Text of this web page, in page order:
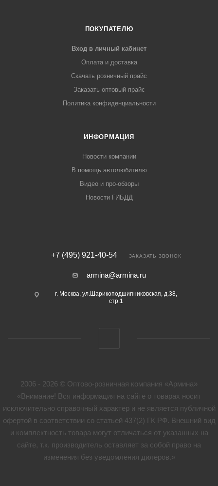
ПОКУПАТЕЛЮ
Вход в личный кабинет
Оплата и доставка
Скачать розничный прайс
Заказать оптовый прайс
Политика конфиденциальности
ИНФОРМАЦИЯ
Новости компании
В помощь автолюбителю
Видео и про-обзоры
Новости ГИБДД
+7 (495) 921-40-54 ЗАКАЗАТЬ ЗВОНОК
armina@armina.ru
г. Москва, ул.Шарикоподшипниковская, д.38,
стр.1
2006 - 2026 © Оптово-розничная компания «Армина»
«Внимание! Вся информация на сайте о товарах носит
исключительно справочный характер и не является публичной
офертой в соответствии со статьей 437(2) ГК РФ. Внешний вид
и комплектность товара могут отличаться от указанных на
сайте, т.к. производитель оставляет за собой право на
изменения без уведомления дилеров.»